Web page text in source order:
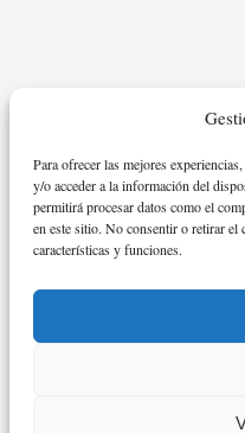
Para ofrecer las mejores
y/o acceder a la información del
permitirá procesar datos como el
en este sitio. No consentir o retirar el
características y funciones.